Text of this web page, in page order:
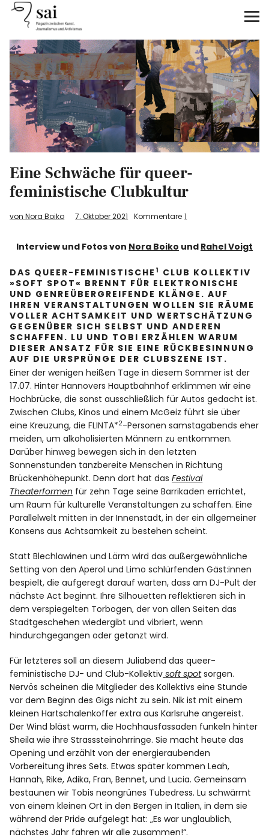
sai
Unterstützen
Klimagerechtigkeit
Antirassismus
Feminismen
Kunst&Literatur
Generation XYZ
Über uns
FacebookInstagram
Info
Eine Schwäche für queer-
feministische Clubkultur
von Nora Boiko 7. Oktober 2021 Kommentare 1
Interview und Fotos von Nora Boiko und Rahel Voigt
DAS QUEER-FEMINISTISCHE 1 CLUB KOLLEKTIV
»SOFT SPOT« BRENNT FÜR ELEKTRONISCHE
UND GENREÜBERGREIFENDE KLÄNGE. AUF
IHREN VERANSTALTUNGEN WOLLEN SIE RÄUME
VOLLER ACHTSAMKEIT UND WERTSCHÄTZUNG
GEGENÜBER SICH SELBST UND ANDEREN
SCHAFFEN. LU UND TOBI ERZÄHLEN WARUM
DIESER ANSATZ FÜR SIE EINE RÜCKBESINNUNG
AUF DIE URSPRÜNGE DER CLUBSZENE IST.
Einer der wenigen heißen Tage in diesem Sommer ist der
17.07. Hinter Hannovers Hauptbahnhof erklimmen wir eine
Hochbrücke, die sonst ausschließlich für Autos gedacht ist.
Zwischen Clubs, Kinos und einem McGeiz führt sie über
eine Kreuzung, die FLINTA*2-Personen samstagabends eher
meiden, um alkoholisierten Männern zu entkommen.
Darüber hinweg bewegen sich in den letzten
Sonnenstunden tanzbereite Menschen in Richtung
Brückenhöhepunkt. Denn dort hat dasFestival
Theaterformen für zehn Tage seine Barrikaden errichtet,
um Raum für kulturelle Veranstaltungen zu schaffen. Eine
Parallelwelt mitten in der Innenstadt, in der ein allgemeiner
Konsens aus Achtsamkeit zu bestehen scheint.
Statt Blechlawinen und Lärm wird das außergewöhnliche
Setting von den Aperol und Limo schlürfenden Gäst:innen
bespielt, die aufgeregt darauf warten, dass am DJ-Pult der
nächste Act beginnt. Ihre Silhouetten reflektieren sich in
dem verspiegelten Torbogen, der von allen Seiten das
Stadtgeschehen wiedergibt und vibriert, wenn
hindurchgegangen oder getanzt wird.
Für letzteres soll an diesem Juliabend das queer-
feministische DJ- und Club-Kollektiv soft spotsorgen.
Nervös scheinen die Mitglieder des Kollektivs eine Stunde
vor dem Beginn des Gigs nicht zu sein. Nik ist mit einem
kleinen Hartschalenkoffer extra aus Karlsruhe angereist.
Der Wind bläst warm, die Hochhausfassaden funkeln hinter
Sheila wie ihre Strasssteinohrringe. Sie macht heute das
Opening und erzählt von der energieraubenden
Vorbereitung ihres Sets. Etwas später kommen Leah,
Hannah, Rike, Adika, Fran, Bennet, und Lucia. Gemeinsam
bestaunen wir Tobis neongrünes Tubedress. Lu schwärmt
von einem kleinen Ort in den Bergen in Italien, in dem sie
während der Pride aufgelegt hat: „Es war unglaublich,
nächstes Jahr fahren wir alle zusammen!“.